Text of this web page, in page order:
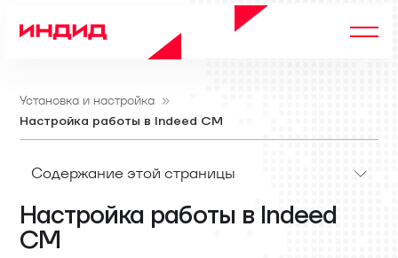
Установка и настройка
Настройка работы в Indeed CM
Содержание этой страницы
Настройка работы в Indeed
CM